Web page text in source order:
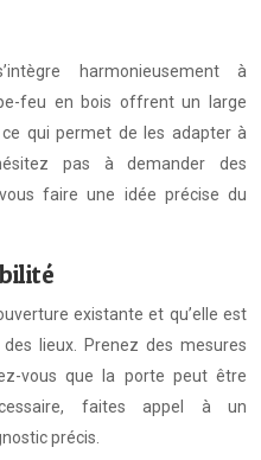
harmonieusement à
feu en bois offrent un large
qui permet de les adapter à
pas à demander des
faire une idée précise du
existante et qu’elle est
lieux. Prenez des mesures
vous que la porte peut être
faites appel à un
précis.